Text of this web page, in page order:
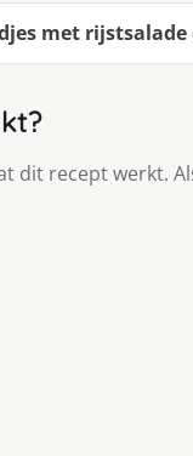
met rijstsalade
dit recept werkt.